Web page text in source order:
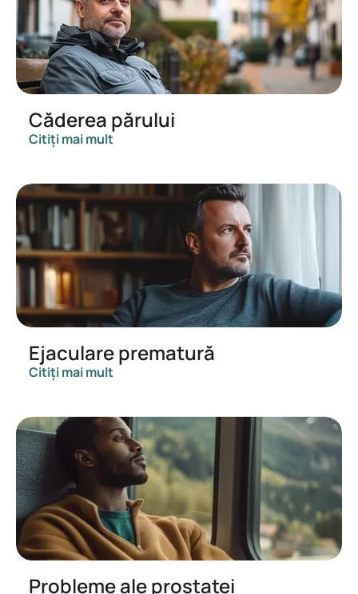
Căderea părului
Citiți mai mult
Ejaculare prematură
Citiți mai mult
Probleme ale prostatei